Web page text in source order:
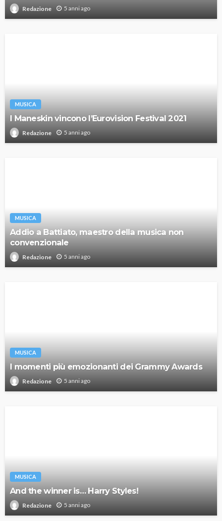
Redazione 5 anni ago
MUSICA
I Maneskin vincono l’Eurovision Festival 2021
Redazione 5 anni ago
MUSICA
Addio a Battiato, maestro della musica non
convenzionale
Redazione 5 anni ago
MUSICA
I momenti più emozionanti dei Grammy Awards
Redazione 5 anni ago
MUSICA
And the winner is… Harry Styles!
Redazione 5 anni ago